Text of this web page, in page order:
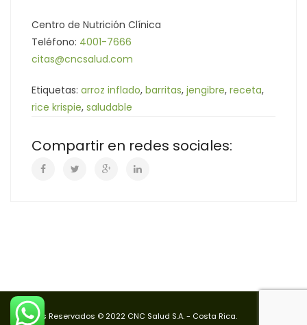
Centro de Nutrición Clínica
Teléfono: 4001-7666
citas@cncsalud.com
Etiquetas: arroz inflado, barritas, jengibre, receta,
rice krispie, saludable
Compartir en redes sociales:
Derechos Reservados © 2022 CNC Salud S.A. - Costa Rica.